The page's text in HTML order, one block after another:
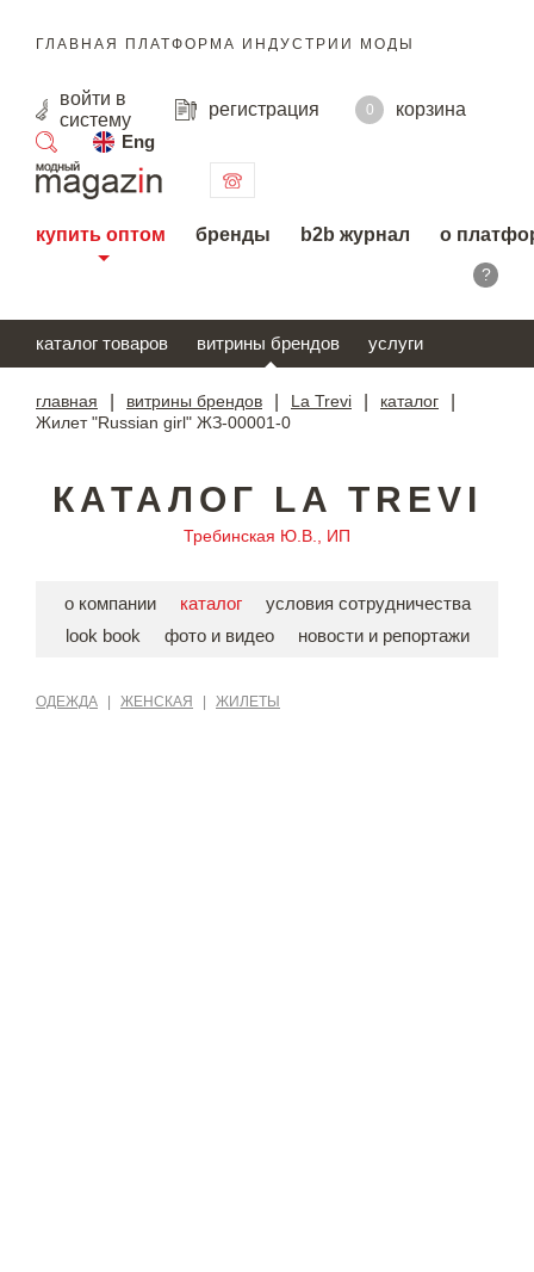
ГЛАВНАЯ ПЛАТФОРМА ИНДУСТРИИ МОДЫ
войти в
систему
регистрация 0
корзина
Eng
поиск
купить оптом бренды b2b журнал о
?
каталог товаров витрины брендов услуги
главная витрины брендов La Trevi каталог
Жилет "Russian girl" ЖЗ-00001-0
КАТАЛОГ LA TREVI
Требинская Ю.В., ИП
о компании каталог
условия сотрудничества
look book
фото и видео новости и репортажи
ОДЕЖДА ЖЕНСКАЯ ЖИЛЕТЫ